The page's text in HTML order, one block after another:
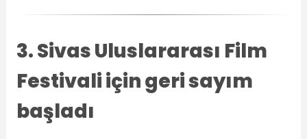
3. Sivas Uluslararası Film
Festivali için geri sayım
başladı